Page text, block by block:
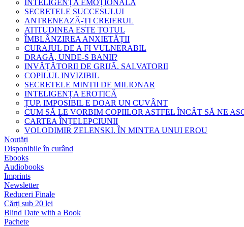
INTELIGENȚA EMOȚIONALĂ
SECRETELE SUCCESULUI
ANTRENEAZĂ-ȚI CREIERUL
ATITUDINEA ESTE TOTUL
ÎMBLÂNZIREA ANXIETĂȚII
CURAJUL DE A FI VULNERABIL
DRAGĂ, UNDE-S BANII?
INVĂȚĂTORII DE GRIJĂ. SALVATORII
COPILUL INVIZIBIL
SECRETELE MINȚII DE MILIONAR
INTELIGENȚA EROTICĂ
ȚUP. IMPOSIBIL E DOAR UN CUVÂNT
CUM SĂ LE VORBIM COPIILOR ASTFEL ÎNCÂT SĂ NE
CARTEA ÎNȚELEPCIUNII
VOLODIMIR ZELENSKI. ÎN MINTEA UNUI EROU
Noutăți
Disponibile în curând
Ebooks
Audiobooks
Imprints
Newsletter
Reduceri Finale
Cărți sub 20 lei
Blind Date with a Book
Pachete